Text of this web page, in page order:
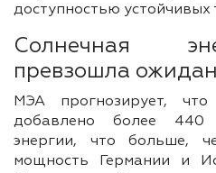
доступностью устойчивых
Солнечная
превзошла
МЭА прогнозирует,
добавлено более 440
энергии, что больше,
мощность Германии и